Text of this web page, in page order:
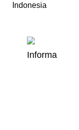
Indonesia
Informa